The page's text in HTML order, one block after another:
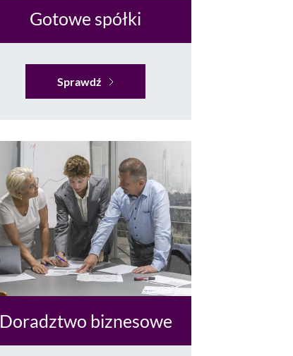
Gotowe spółki
Sprawdź
Doradztwo biznesowe